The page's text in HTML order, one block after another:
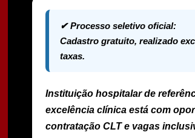
✔ Processo seletivo oficial:
Cadastro gratuito, realizado
taxas.
Instituição hospitalar de
excelência clínica está com
contratação CLTe vagas